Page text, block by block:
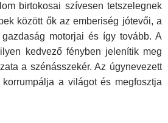
birtokosai szívesen tetszelegnek
között ők az emberiség jótevői, a
gazdaság motorjai és így tovább. A
kedvező fényben jelenítik meg
a szénásszekér. Az úgynevezett
a világot és megfosztja